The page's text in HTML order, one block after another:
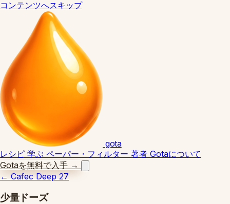
コンテンツへスキップ
gota
レシピ 学ぶ ペーパー・フィルター 著者 Gotaについて
Gotaを無料で入手 →
← Cafec Deep 27
少量ドーズ